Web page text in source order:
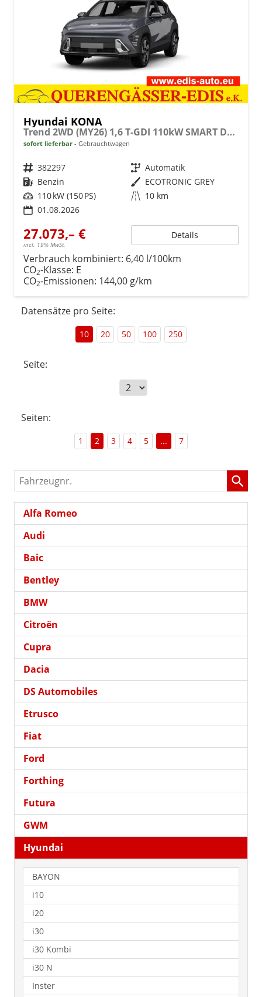
Hyundai KONA
Trend 2WD (MY26) 1,6 T-GDI 110kW SMART DCT7
sofort lieferbar Gebrauchtwagen
Fahrzeugnr. 382297 Getriebe Automatik
Kraftstoff Benzin Außenfarbe ECOTRONIC GREY
Leistung 110 kW (150 PS) Kilometerstand 10 km
01.08.2026
27.073,– €
incl. 19% MwSt.
Details
Verbrauch kombiniert: 6,40 l/100km
CO2-Klasse: E
CO2-Emissionen: 144,00 g/km
Datensätze pro Seite:
10 20 50 100 250
Seite:
Seiten:
1 2 3 4 5 ... 7
Fahrzeugnr.
Alfa Romeo
Audi
Baic
Bentley
BMW
Citroën
Cupra
Dacia
DS Automobiles
Etrusco
Fiat
Ford
Forthing
Futura
GWM
Hyundai
BAYON
i10
i20
i30
i30 Kombi
i30 N
Inster